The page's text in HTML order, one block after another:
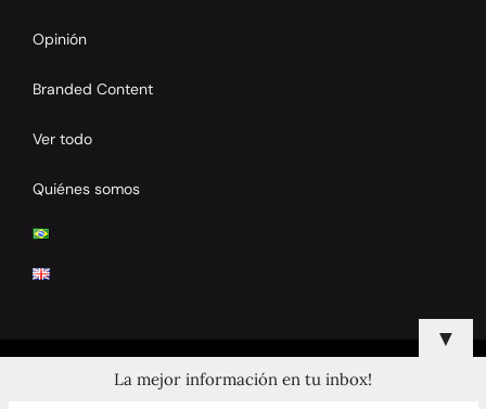
Opinión
Branded Content
Ver todo
Quiénes somos
© 2024 Copyrights by Clay Tennis. All Rights Reserved.
▼
La mejor información en tu inbox!